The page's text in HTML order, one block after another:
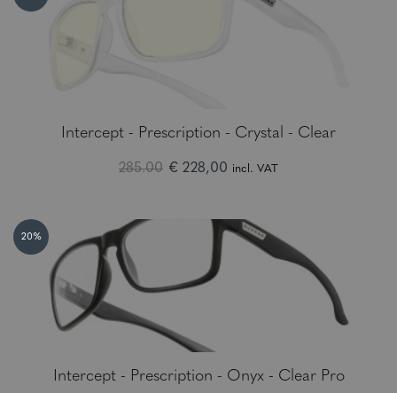
Intercept - Prescription - Crystal - Clear
285.00 € 228,00 incl. VAT
20%
Intercept - Prescription - Onyx - Clear Pro